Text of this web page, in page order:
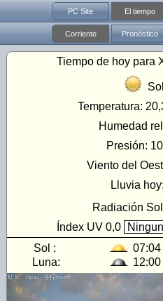
PC Site El tiempo
Corriente Pronóstico
Tiempo de hoy para
Temperatura:
Humedad
Presión:
Viento del
Lluvia hoy:
Radiación
Índex UV 0,0
Sol : 07:04
Luna:
12:00